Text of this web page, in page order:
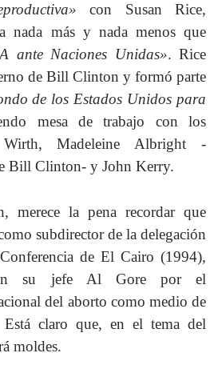
con Susan Rice,
nada más y nada menos que
ante Naciones Unidas». Rice
de Bill Clinton y formó parte
de los Estados Unidos para
mesa de trabajo con los
Wirth, Madeleine Albright -
Bill Clinton- y John Kerry.
merece la pena recordar que
subdirector de la delegación
de El Cairo (1994),
su jefe Al Gore por el
del aborto como medio de
claro que, en el tema del
moldes.